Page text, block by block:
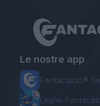
Le nostre app
Fantacalcio®
Leghe